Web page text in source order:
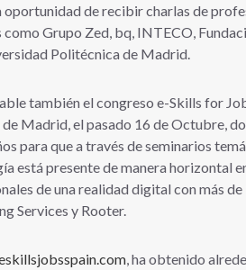
oportunidad de recibir charlas de
Grupo Zed, bq, INTECO,
Politécnica de Madrid.
también el congreso e-Skills for
de Madrid, el pasado 16 de Octubre,
para que a través de seminarios
está presente de manera horizontal
de una realidad digital con más
Services y Rooter.
, ha obtenido